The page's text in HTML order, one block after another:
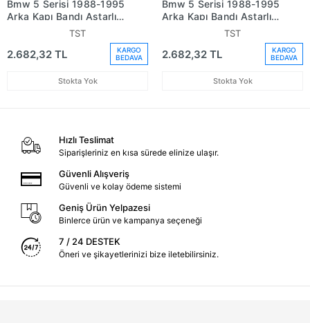
Bmw 5 Serisi 1988-1995
Arka Kapı Bandı Astarlı
Siyah Sağ (Oem No:
TST
2.682,32 TL
KARGO
BEDAVA
Stokta Yok
Bmw 5 Serisi 1988-1995
Arka Kapı Bandı Astarlı
Siyah Sol (Oem No:
TST
2.682,32 TL
KARGO
BEDAVA
Stokta Yok
Hızlı Teslimat
Siparişleriniz en kısa sürede elinize ulaşır.
Güvenli Alışveriş
Güvenli ve kolay ödeme sistemi
Geniş Ürün Yelpazesi
Binlerce ürün ve kampanya seçeneği
7 / 24 DESTEK
Öneri ve şikayetlerinizi bize iletebilirsiniz.